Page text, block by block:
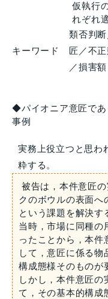
仮執行
れぞれ
キーワード
類否判
匠／不
／損害額
◆パイオニア意匠であ
事例
実務上役立つと思わ
粋する。
被告は，本件意匠
クのボウルの表面へ
という課題を解決す
当時，市場に同種の
ったことから，本件
して，意匠に係る物
構成態様そのもの
しかし，本件意匠の
て，その基本的構成